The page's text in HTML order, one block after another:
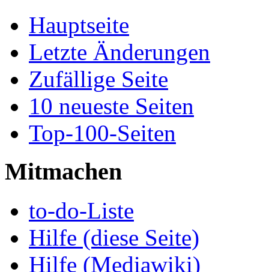
Hauptseite
Letzte Änderungen
Zufällige Seite
10 neueste Seiten
Top-100-Seiten
Mitmachen
to-do-Liste
Hilfe (diese Seite)
Hilfe (Mediawiki)